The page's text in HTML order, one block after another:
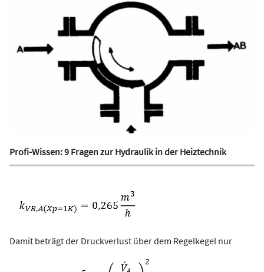
Profi-Wissen: 9 Fragen zur Hydraulik in der Heiztechnik
Damit beträgt der Druckverlust über dem Regelkegel nur